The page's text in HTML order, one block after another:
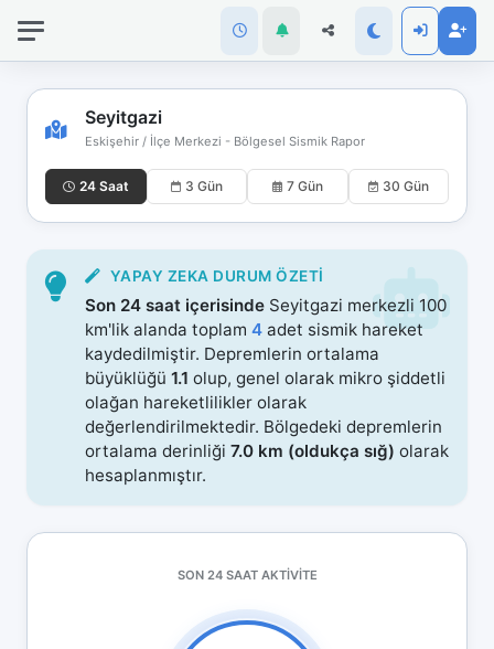
Seyitgazi
Eskişehir / İlçe Merkezi - Bölgesel Sismik Rapor
24 Saat 3 Gün 7 Gün 30 Gün
YAPAY ZEKA DURUM ÖZETI
Son 24 saat içerisinde Seyitgazi merkezli 100
km'lik alanda toplam 4 adet sismik hareket
kaydedilmiştir. Depremlerin ortalama
büyüklüğü 1.1 olup, genel olarak mikro şiddetli
olağan hareketlilikler olarak
değerlendirilmektedir. Bölgedeki depremlerin
ortalama derinliği 7.0 km (oldukça sığ) olarak
hesaplanmıştır.
SON 24 SAAT AKTIVITE
bağlantınız
koptu!
Çevrimdışı
moddasınız.